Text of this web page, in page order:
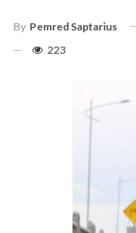
By Pemred Saptarius
223